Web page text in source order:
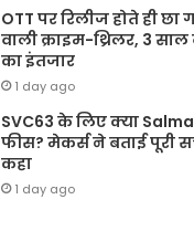
OTT पर रिलीज होते ही छा
वाली क्राइम-थ्रिलर, 3
का इंतजार
1 day ago
SVC63 के लिए क्या
फीस? मेकर्स ने बताई पूरी
कहा
1 day ago